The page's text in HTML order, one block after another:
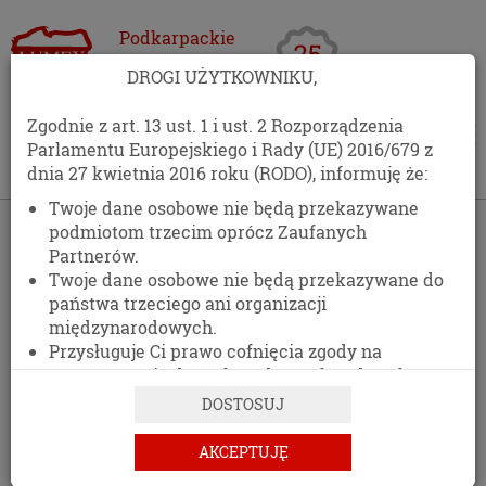
Podkarpackie
Centrum
Opakowań
Oferta›Opakowania foliowe
OPAKOWANIA FOLIOWE
DROGI UŻYTKOWNIKU,
Zgodnie z art. 13 ust. 1 i ust. 2 Rozporządzenia
Parlamentu Europejskiego i Rady (UE) 2016/679 z
dnia 27 kwietnia 2016 roku (RODO), informuję że:
Twoje dane osobowe nie będą przekazywane
podmiotom trzecim oprócz Zaufanych
Partnerów.
Twoje dane osobowe nie będą przekazywane do
państwa trzeciego ani organizacji
międzynarodowych.
Przysługuje Ci prawo cofnięcia zgody na
przetwarzanie danych osobowych w dowolnym
momencie, bez wpływu na zgodność z prawem
zgody przed jej cofnięciem.
Posiadasz prawo dostępu do treści swoich
DOSTOSUJ
AKCEPTUJĘ